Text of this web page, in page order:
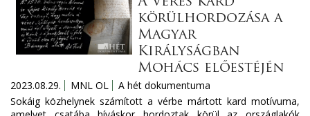
körülhordozása a
Magyar
Királyságban
Mohács előestéjén
2023.08.29. MNL OL
A hét dokumentuma
Sokáig közhelynek számított a vérbe mártott kard motívuma,